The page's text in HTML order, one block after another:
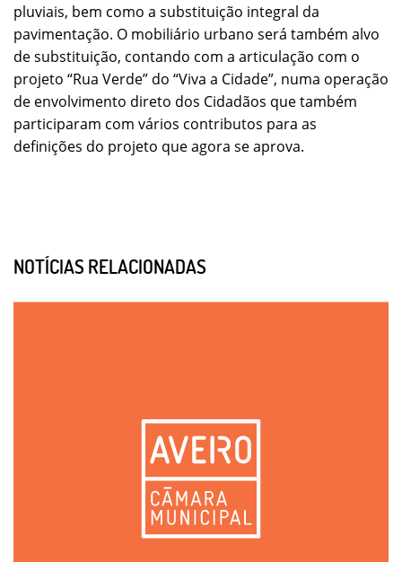
pluviais, bem como a substituição integral da
pavimentação. O mobiliário urbano será também alvo
de substituição, contando com a articulação com o
projeto “Rua Verde” do “Viva a Cidade”, numa operação
de envolvimento direto dos Cidadãos que também
participaram com vários contributos para as
definições do projeto que agora se aprova.
NOTÍCIAS RELACIONADAS